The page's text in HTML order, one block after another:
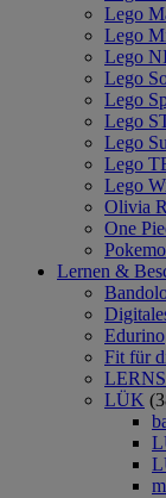
Lego
Lego
Lego
Lego
Lego
Lego
Lego
Lego
Lego
Olivia
One
Lernen &
Edurino
Fit für
LÜK